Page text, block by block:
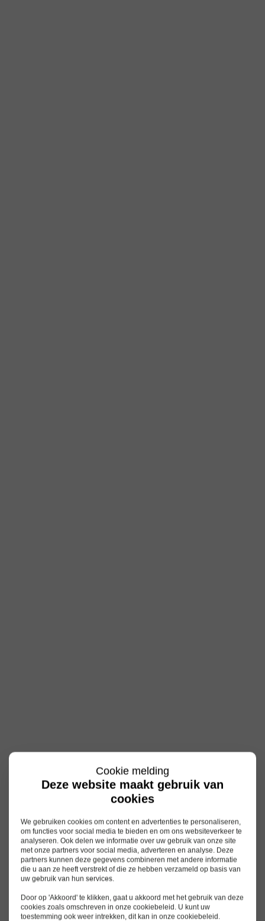
Cookie melding
Deze website maakt gebruik van
cookies
We gebruiken cookies om content en advertenties te personaliseren,
om functies voor social media te bieden en om ons websiteverkeer te
analyseren. Ook delen we informatie over uw gebruik van onze site
met onze partners voor social media, adverteren en analyse. Deze
partners kunnen deze gegevens combineren met andere informatie
die u aan ze heeft verstrekt of die ze hebben verzameld op basis van
uw gebruik van hun services.
Door op 'Akkoord' te klikken, gaat u akkoord met het gebruik van deze
cookies zoals omschreven in onze cookiebeleid. U kunt uw
toestemming ook weer intrekken, dit kan in onze cookiebeleid.